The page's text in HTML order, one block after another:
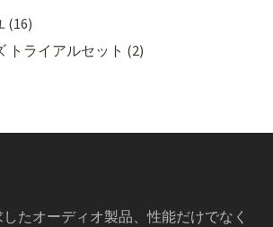
(16)
トライアルセット (2)
たオーディオ製品、性能だけでなく